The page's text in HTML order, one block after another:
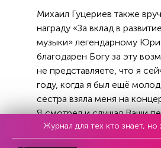
Михаил Гуцериев также
награду «За вклад в
музыки» легендарному
благодарен Богу за эту
не представляете, что я
году, когда я был ещё
сестра взяла меня на
Я смотрел и слушал Ваши
ряду и был тогда потрясён,
первый концерт, на
Журнал для тех кто знает, но